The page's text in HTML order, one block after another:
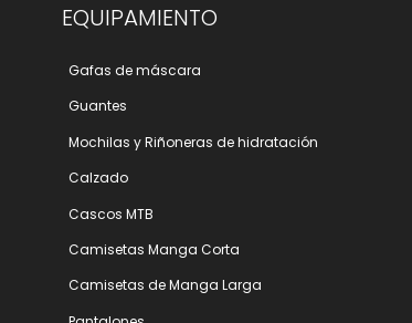
EQUIPAMIENTO
Gafas de máscara
Guantes
Mochilas y Riñoneras de hidratación
Calzado
Cascos MTB
Camisetas Manga Corta
Camisetas de Manga Larga